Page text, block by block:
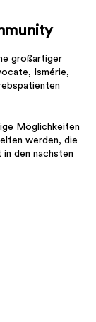
großartiger
Ismérie,
Möglichkeiten
werden, die
den nächsten